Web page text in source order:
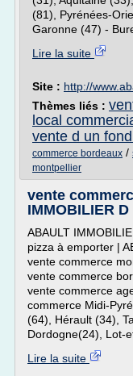
(81), Pyrénées-
Garonne (47) -
Lire la suite
Site : http://
Thèmes liés :
local
vente d un
commerce bordeaux /
montpellier
vente
IMMOBILIER D
ABAULT
pizza à emporter |
vente commerce
vente commerce
vente commerce
commerce Midi-
(64), Hérault (34),
Dordogne(24), Lot-
Lire la suite